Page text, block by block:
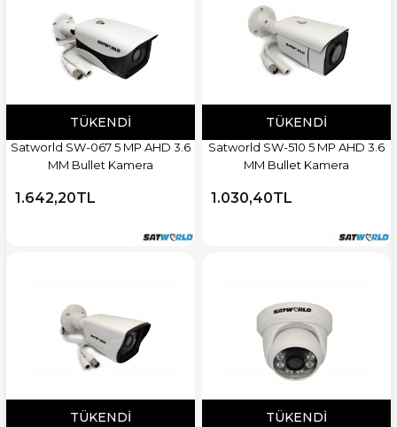
TÜKENDI
Satworld SW-067 5 MP AHD 3.6
MM Bullet Kamera
1.642,20TL
TÜKENDI
Satworld SW-510 5 MP AHD 3.6
MM Bullet Kamera
1.030,40TL
TÜKENDI TÜKENDI